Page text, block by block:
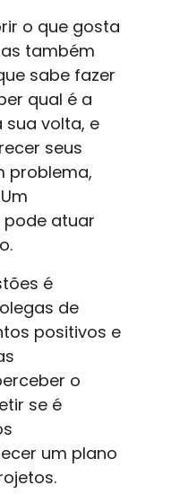
o que gosta
também
sabe fazer
qual é a
sua volta, e
seus
problema,
pode atuar
é
de
positivos e
o
se é
um plano